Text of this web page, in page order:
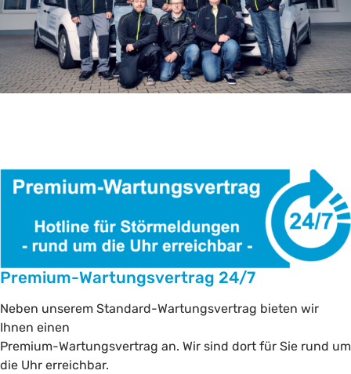
Premium-Wartungsvertrag 24/7
Neben unserem Standard-Wartungsvertrag bieten wir
Ihnen einen
Premium-Wartungsvertrag an. Wir sind dort für Sie rund um
die Uhr erreichbar.